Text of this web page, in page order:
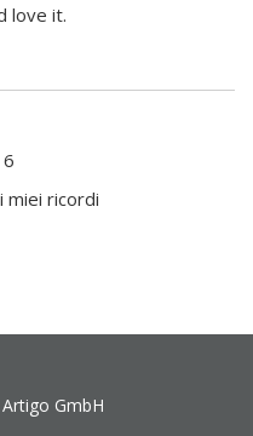
love it.
miei ricordi
Artigo GmbH